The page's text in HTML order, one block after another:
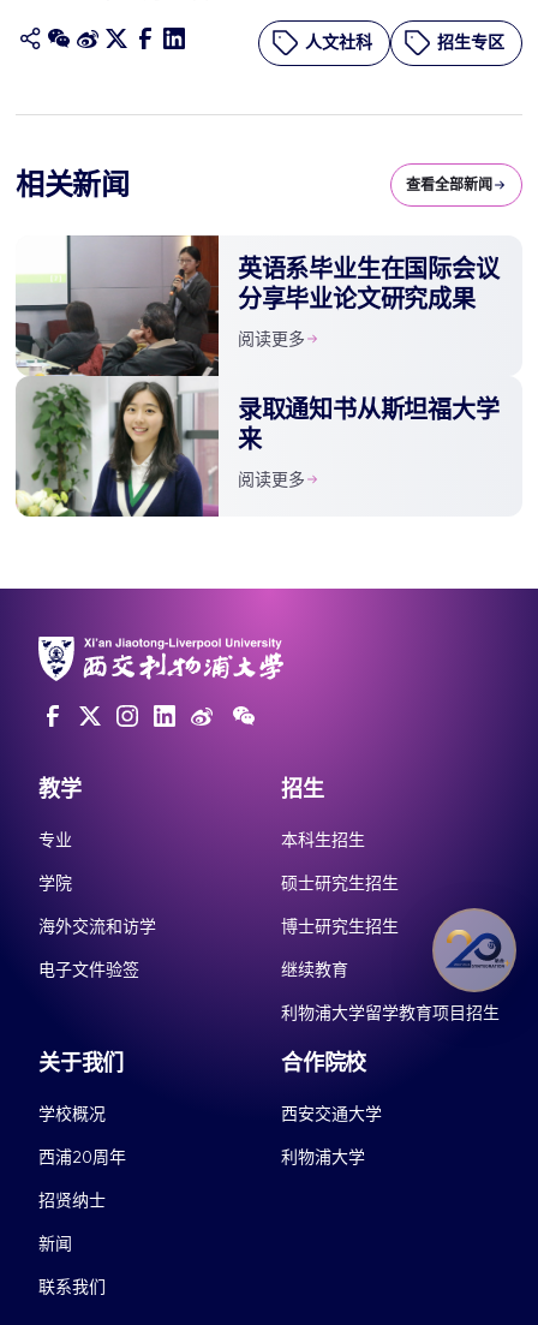
人文社科 招生专区
相关新闻 查看全部新闻
英语系毕业生在国际会议
分享毕业论文研究成果
阅读更多
录取通知书从斯坦福大学
来
阅读更多
教学
专业
学院
海外交流和访学
电子文件验签
招生
本科生招生
硕士研究生招生
博士研究生招生
继续教育
利物浦大学留学教育项目招生
关于我们
学校概况
西浦20周年
招贤纳士
新闻
联系我们
合作院校
西安交通大学
利物浦大学